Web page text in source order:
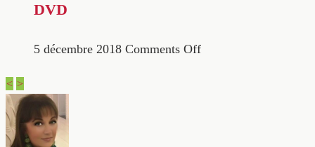
DVD
5 décembre 2018 Comments Off
< >